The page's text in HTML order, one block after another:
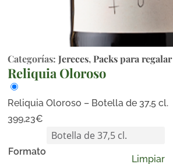
Categorías:Jereces,Packs para regalar
Reliquia Oloroso
Reliquia Oloroso – Botella de 37,5 cl.
399,23€
Formato
Limpiar